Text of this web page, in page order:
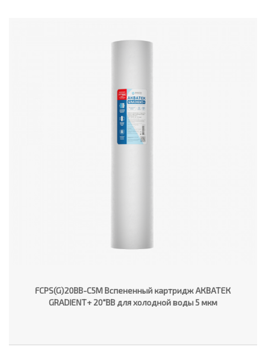
FCPS(G)20BB-C5M Вспененный картридж АКВАТЕК
GRADIENT+ 20"ВВ для холодной воды 5 мкм